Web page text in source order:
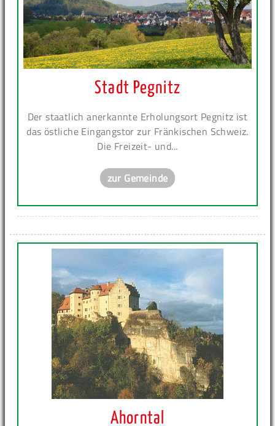
Stadt Pegnitz
Der staatlich anerkannte Erholungsort Pegnitz ist
das östliche Eingangstor zur Fränkischen Schweiz.
Die Freizeit- und...
zur Gemeinde
Ahorntal